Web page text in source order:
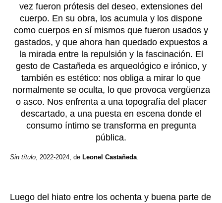
Sin título, 2022-2024, de Leonel Castañeda.
Luego del hiato entre los ochenta y buena parte de